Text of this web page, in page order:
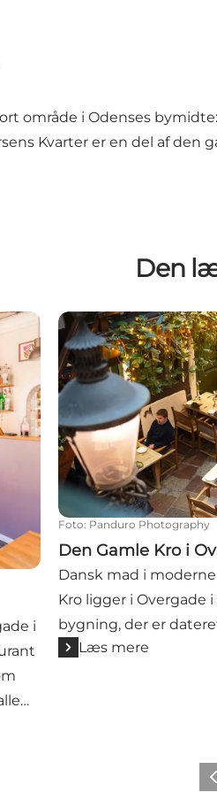
område i Odenses
Kvarter er en del af
Den
i
Den Gamle Kro i
Foto: Panduro Photography
Den Gamle Kro i
Dansk mad i
Kro ligger i Overgade
bygning, der er
Læs mere